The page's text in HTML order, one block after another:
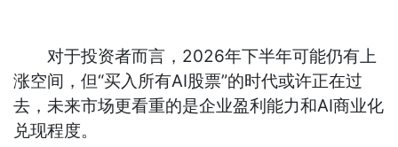
对于投资者而言，2026年下半年可能仍有上
涨空间，但“买入所有AI股票”的时代或许正在过
去，未来市场更看重的是企业盈利能力和AI商业化
兑现程度。